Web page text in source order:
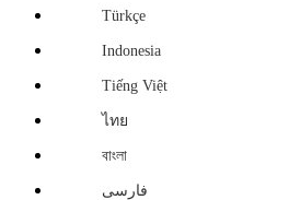
Türkçe
Indonesia
Tiếng Việt
ไทย
বাংলা
فارسی